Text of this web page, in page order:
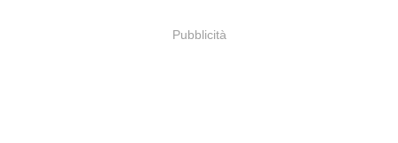
Pubblicità